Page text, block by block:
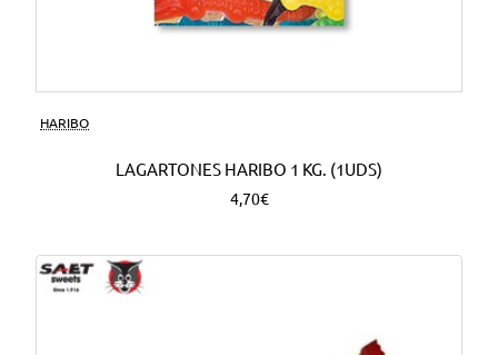
HARIBO
LAGARTONES HARIBO 1 KG. (1UDS)
4,70€